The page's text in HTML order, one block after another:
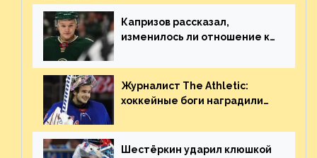
Плохая работа, ESPN
Капризов рассказал,
изменилось ли отношение к
Украине
Журналист The Athletic:
хоккейные боги наградили
великолепную игру
Шестёркин ударил клюшкой